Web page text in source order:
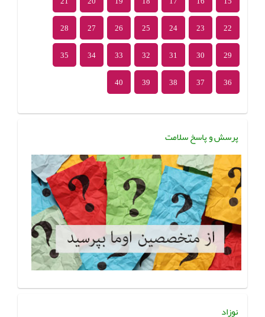
22
23
24
25
26
27
28
29
30
31
32
33
34
35
36
37
38
39
40
پرسش و پاسخ سلامت
نوزاد